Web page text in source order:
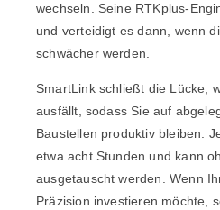
wechseln. Seine RTKplus-
und verteidigt es dann, wenn
schwächer werden.
SmartLink schließt die Lücke,
ausfällt, sodass Sie auf
Baustellen produktiv bleiben.
etwa acht Stunden und kann
ausgetauscht werden. Wenn
Präzision investieren möchte,